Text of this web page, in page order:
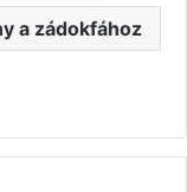
a zádokfához